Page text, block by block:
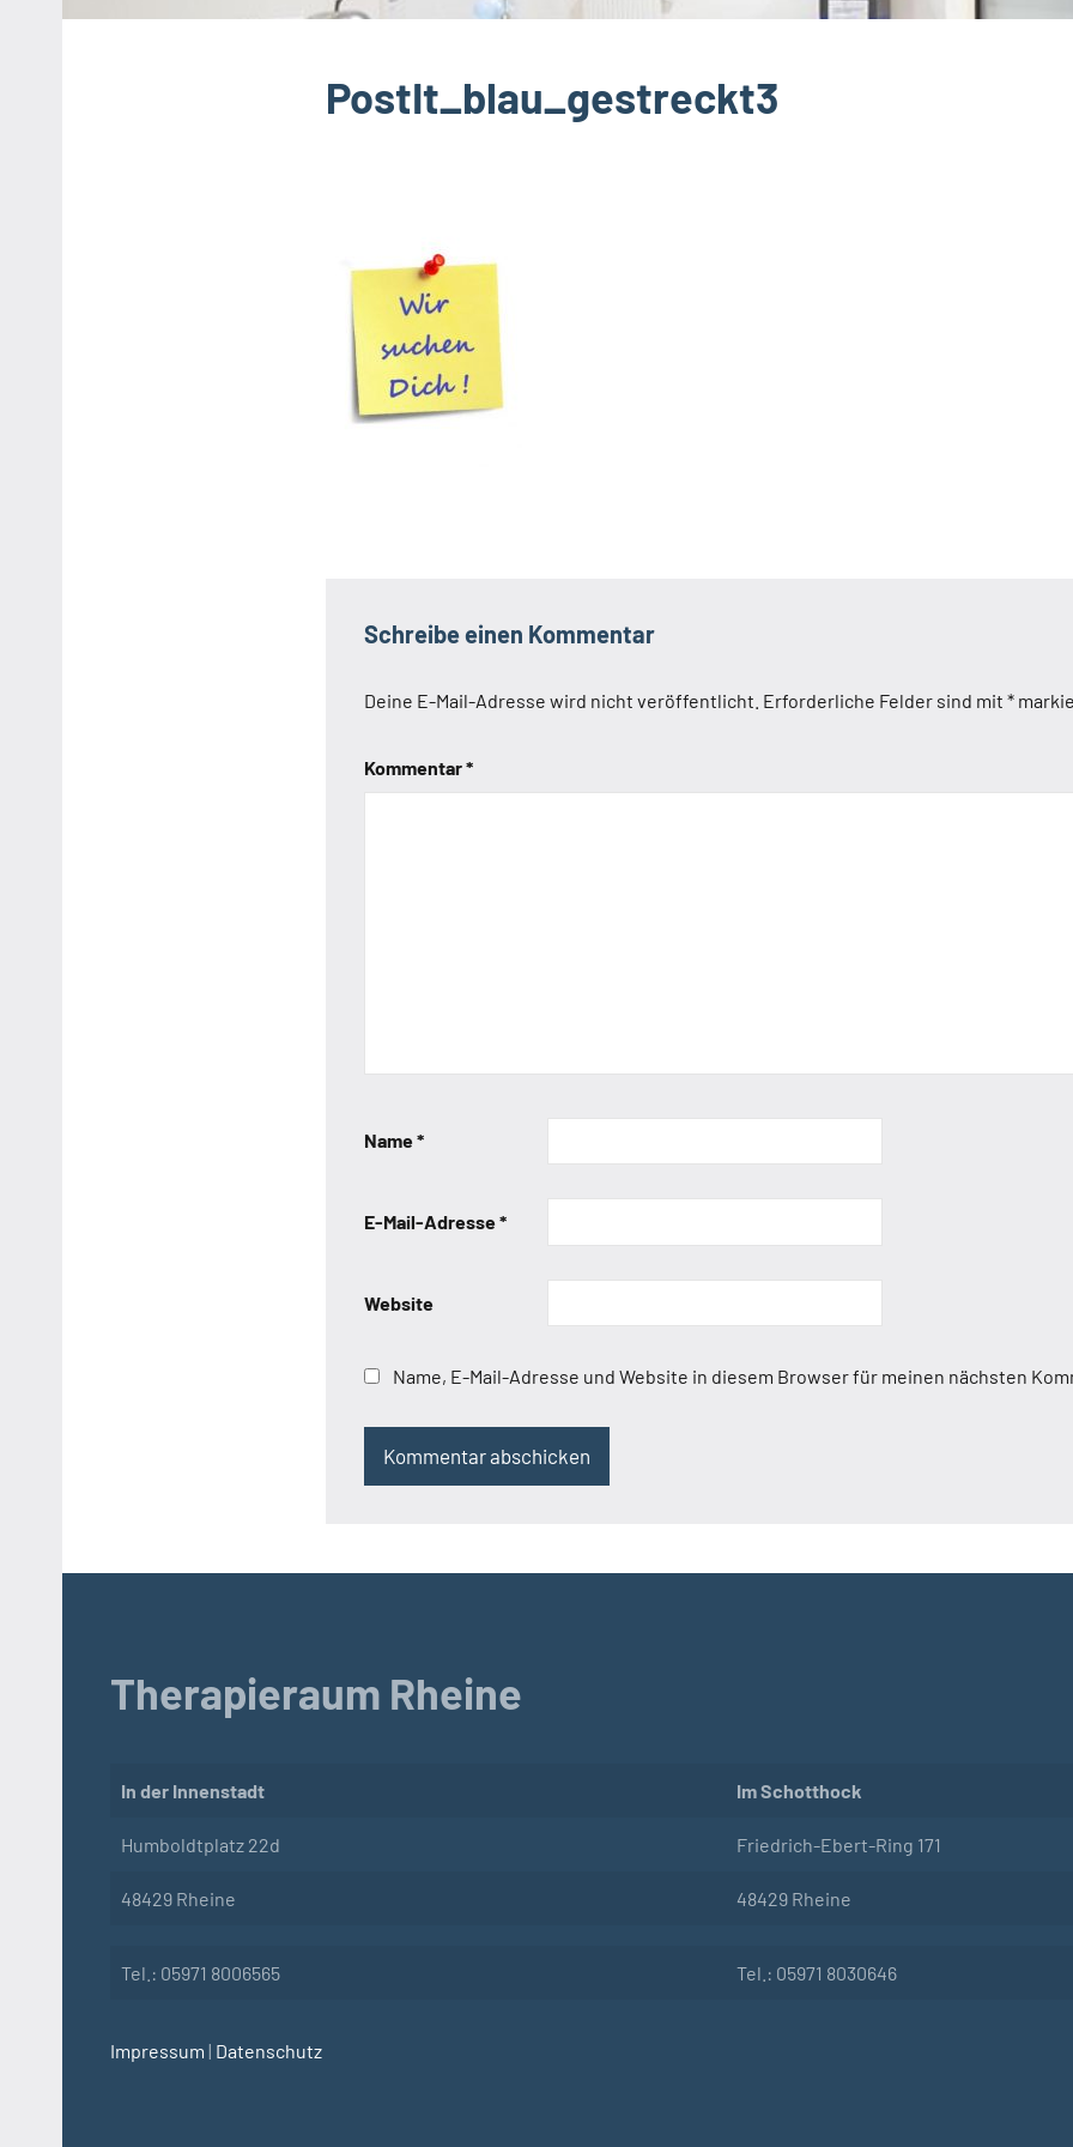
PostIt_blau_gestreckt3
Schreibe einen Kommentar
Deine E-Mail-Adresse wird nicht veröffentlicht. Erforderliche Felder sind mit *
Kommentar*
Name*
E-Mail-Adresse*
Website
Name, E-Mail-Adresse und Website in diesem Browser für meinen nächsten
Therapieraum Rheine
In der Innenstadt Im Schotthock
Humboldtplatz 22d Friedrich-Ebert-Ring 171
48429 Rheine 48429 Rheine
Tel.: 05971 8006565 Tel.: 05971 8030646
Impressum | Datenschutz